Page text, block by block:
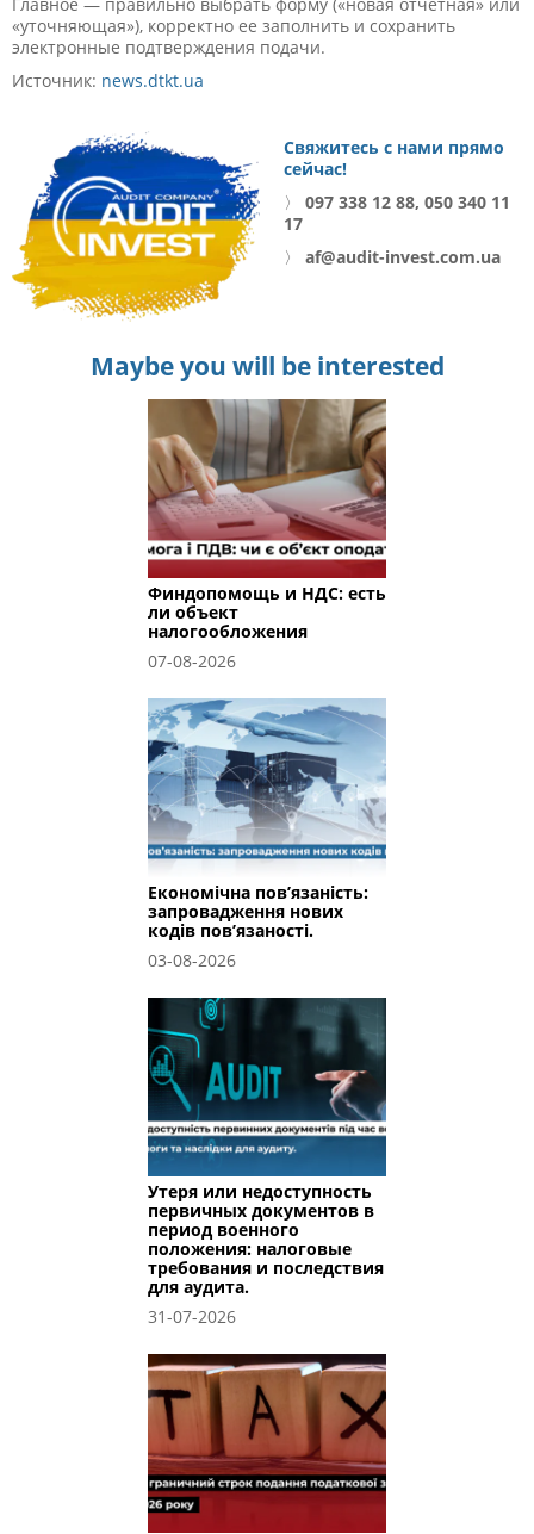
«уточняющая»), корректно ее заполнить и сохранить
электронные подтверждения подачи.
Источник: news.dtkt.ua
Свяжитесь с нами прямо
сейчас!
〉
097 338 12 88, 050 340 11
17
〉
af@audit-invest.com.ua
Maybe you will be interested
Финдопомощь и НДС: есть
ли объект
налогообложения
07-08-2026
Економічна пов’язаність:
запровадження нових
кодів пов’язаності.
03-08-2026
Утеря или недоступность
первичных документов в
период военного
положения: налоговые
требования и последствия
для аудита.
31-07-2026